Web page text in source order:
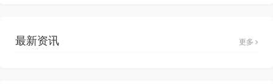
最新资讯 更多